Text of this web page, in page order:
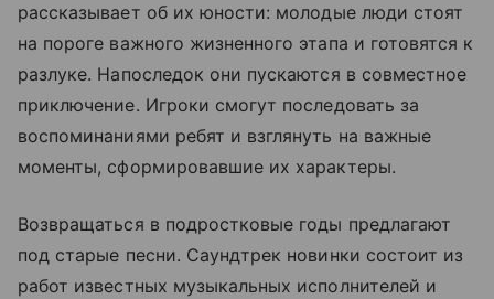
рассказывает об их юности: молодые люди стоят
на пороге важного жизненного этапа и готовятся к
разлуке. Напоследок они пускаются в совместное
приключение. Игроки смогут последовать за
воспоминаниями ребят и взглянуть на важные
моменты, сформировавшие их характеры.
Возвращаться в подростковые годы предлагают
под старые песни. Саундтрек новинки состоит из
работ известных музыкальных исполнителей и